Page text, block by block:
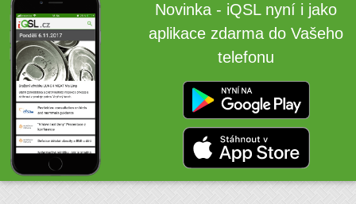
Novinka - iQSL nyní i jako
aplikace zdarma do Vašeho
telefonu